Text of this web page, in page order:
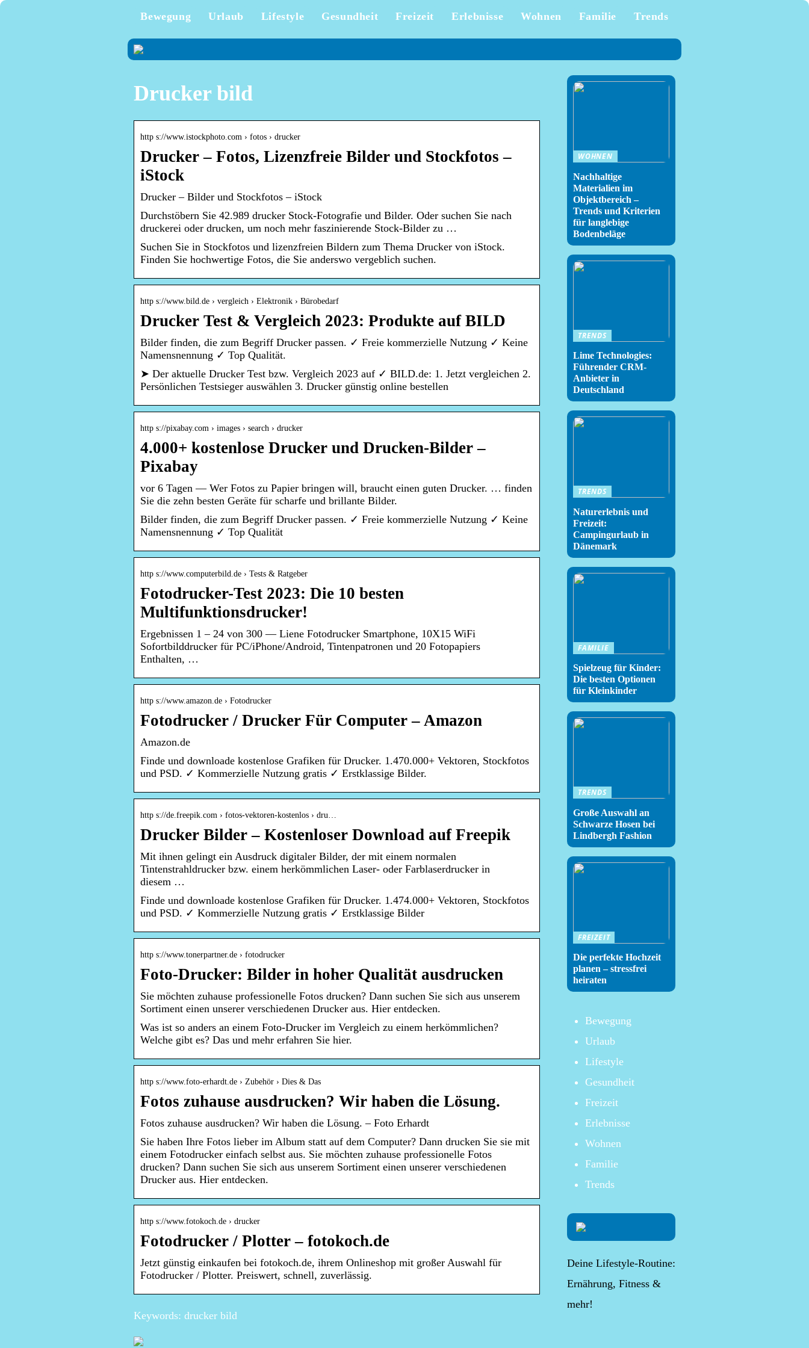
Bewegung Urlaub Lifestyle Gesundheit Freizeit Erlebnisse Wohnen Familie Trends
Drucker bild
http s://www.istockphoto.com › fotos › drucker
Drucker – Fotos, Lizenzfreie Bilder und Stockfotos –
iStock
Drucker – Bilder und Stockfotos – iStock
Durchstöbern Sie 42.989 drucker Stock-Fotografie und Bilder. Oder suchen Sie nach
druckerei oder drucken, um noch mehr faszinierende Stock-Bilder zu …
Suchen Sie in Stockfotos und lizenzfreien Bildern zum Thema Drucker von iStock.
Finden Sie hochwertige Fotos, die Sie anderswo vergeblich suchen.
http s://www.bild.de › vergleich › Elektronik › Bürobedarf
Drucker Test & Vergleich 2023: Produkte auf BILD
Bilder finden, die zum Begriff Drucker passen. ✓ Freie kommerzielle Nutzung ✓ Keine
Namensnennung ✓ Top Qualität.
➤ Der aktuelle Drucker Test bzw. Vergleich 2023 auf ✓ BILD.de: 1. Jetzt vergleichen 2.
Persönlichen Testsieger auswählen 3. Drucker günstig online bestellen
http s://pixabay.com › images › search › drucker
4.000+ kostenlose Drucker und Drucken-Bilder –
Pixabay
vor 6 Tagen — Wer Fotos zu Papier bringen will, braucht einen guten Drucker. … finden
Sie die zehn besten Geräte für scharfe und brillante Bilder.
Bilder finden, die zum Begriff Drucker passen. ✓ Freie kommerzielle Nutzung ✓ Keine
Namensnennung ✓ Top Qualität
http s://www.computerbild.de › Tests & Ratgeber
Fotodrucker-Test 2023: Die 10 besten
Multifunktionsdrucker!
Ergebnissen 1 – 24 von 300 — Liene Fotodrucker Smartphone, 10X15 WiFi
Sofortbilddrucker für PC/iPhone/Android, Tintenpatronen und 20 Fotopapiers
Enthalten, …
http s://www.amazon.de › Fotodrucker
Fotodrucker / Drucker Für Computer – Amazon
Amazon.de
Finde und downloade kostenlose Grafiken für Drucker. 1.470.000+ Vektoren, Stockfotos
und PSD. ✓ Kommerzielle Nutzung gratis ✓ Erstklassige Bilder.
http s://de.freepik.com › fotos-vektoren-kostenlos › dru…
Drucker Bilder – Kostenloser Download auf Freepik
Mit ihnen gelingt ein Ausdruck digitaler Bilder, der mit einem normalen
Tintenstrahldrucker bzw. einem herkömmlichen Laser- oder Farblaserdrucker in
diesem …
Finde und downloade kostenlose Grafiken für Drucker. 1.474.000+ Vektoren, Stockfotos
und PSD. ✓ Kommerzielle Nutzung gratis ✓ Erstklassige Bilder
http s://www.tonerpartner.de › fotodrucker
Foto-Drucker: Bilder in hoher Qualität ausdrucken
Sie möchten zuhause professionelle Fotos drucken? Dann suchen Sie sich aus unserem
Sortiment einen unserer verschiedenen Drucker aus. Hier entdecken.
Was ist so anders an einem Foto-Drucker im Vergleich zu einem herkömmlichen?
Welche gibt es? Das und mehr erfahren Sie hier.
http s://www.foto-erhardt.de › Zubehör › Dies & Das
Fotos zuhause ausdrucken? Wir haben die Lösung.
Fotos zuhause ausdrucken? Wir haben die Lösung. – Foto Erhardt
Sie haben Ihre Fotos lieber im Album statt auf dem Computer? Dann drucken Sie sie mit
einem Fotodrucker einfach selbst aus. Sie möchten zuhause professionelle Fotos
drucken? Dann suchen Sie sich aus unserem Sortiment einen unserer verschiedenen
Drucker aus. Hier entdecken.
http s://www.fotokoch.de › drucker
Fotodrucker / Plotter – fotokoch.de
Jetzt günstig einkaufen bei fotokoch.de, ihrem Onlineshop mit großer Auswahl für
Fotodrucker / Plotter. Preiswert, schnell, zuverlässig.
Keywords: drucker bild
WOHNEN
Nachhaltige
Materialien im
Objektbereich –
Trends und Kriterien
für langlebige
Bodenbeläge
TRENDS
Lime Technologies:
Führender CRM-
Anbieter in
Deutschland
TRENDS
Naturerlebnis und
Freizeit:
Campingurlaub in
Dänemark
FAMILIE
Spielzeug für Kinder:
Die besten Optionen
für Kleinkinder
TRENDS
Große Auswahl an
Schwarze Hosen bei
Lindbergh Fashion
FREIZEIT
Die perfekte Hochzeit
planen – stressfrei
heiraten
Bewegung
Urlaub
Lifestyle
Gesundheit
Freizeit
Erlebnisse
Wohnen
Familie
Trends
Deine Lifestyle-Routine:
Ernährung, Fitness &
mehr!